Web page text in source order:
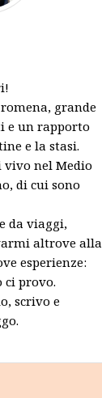
grande
e un rapporto
e la stasi.
vivo nel Medio
di cui sono
da viaggi,
altrove alla
esperienze:
ci provo.
scrivo e